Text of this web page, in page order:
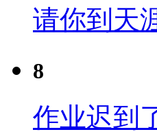
请你到天
8
作业迟到